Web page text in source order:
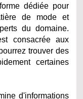
dédiée pour
de mode et
du domaine.
consacrée aux
trouver des
certaines
d'informations